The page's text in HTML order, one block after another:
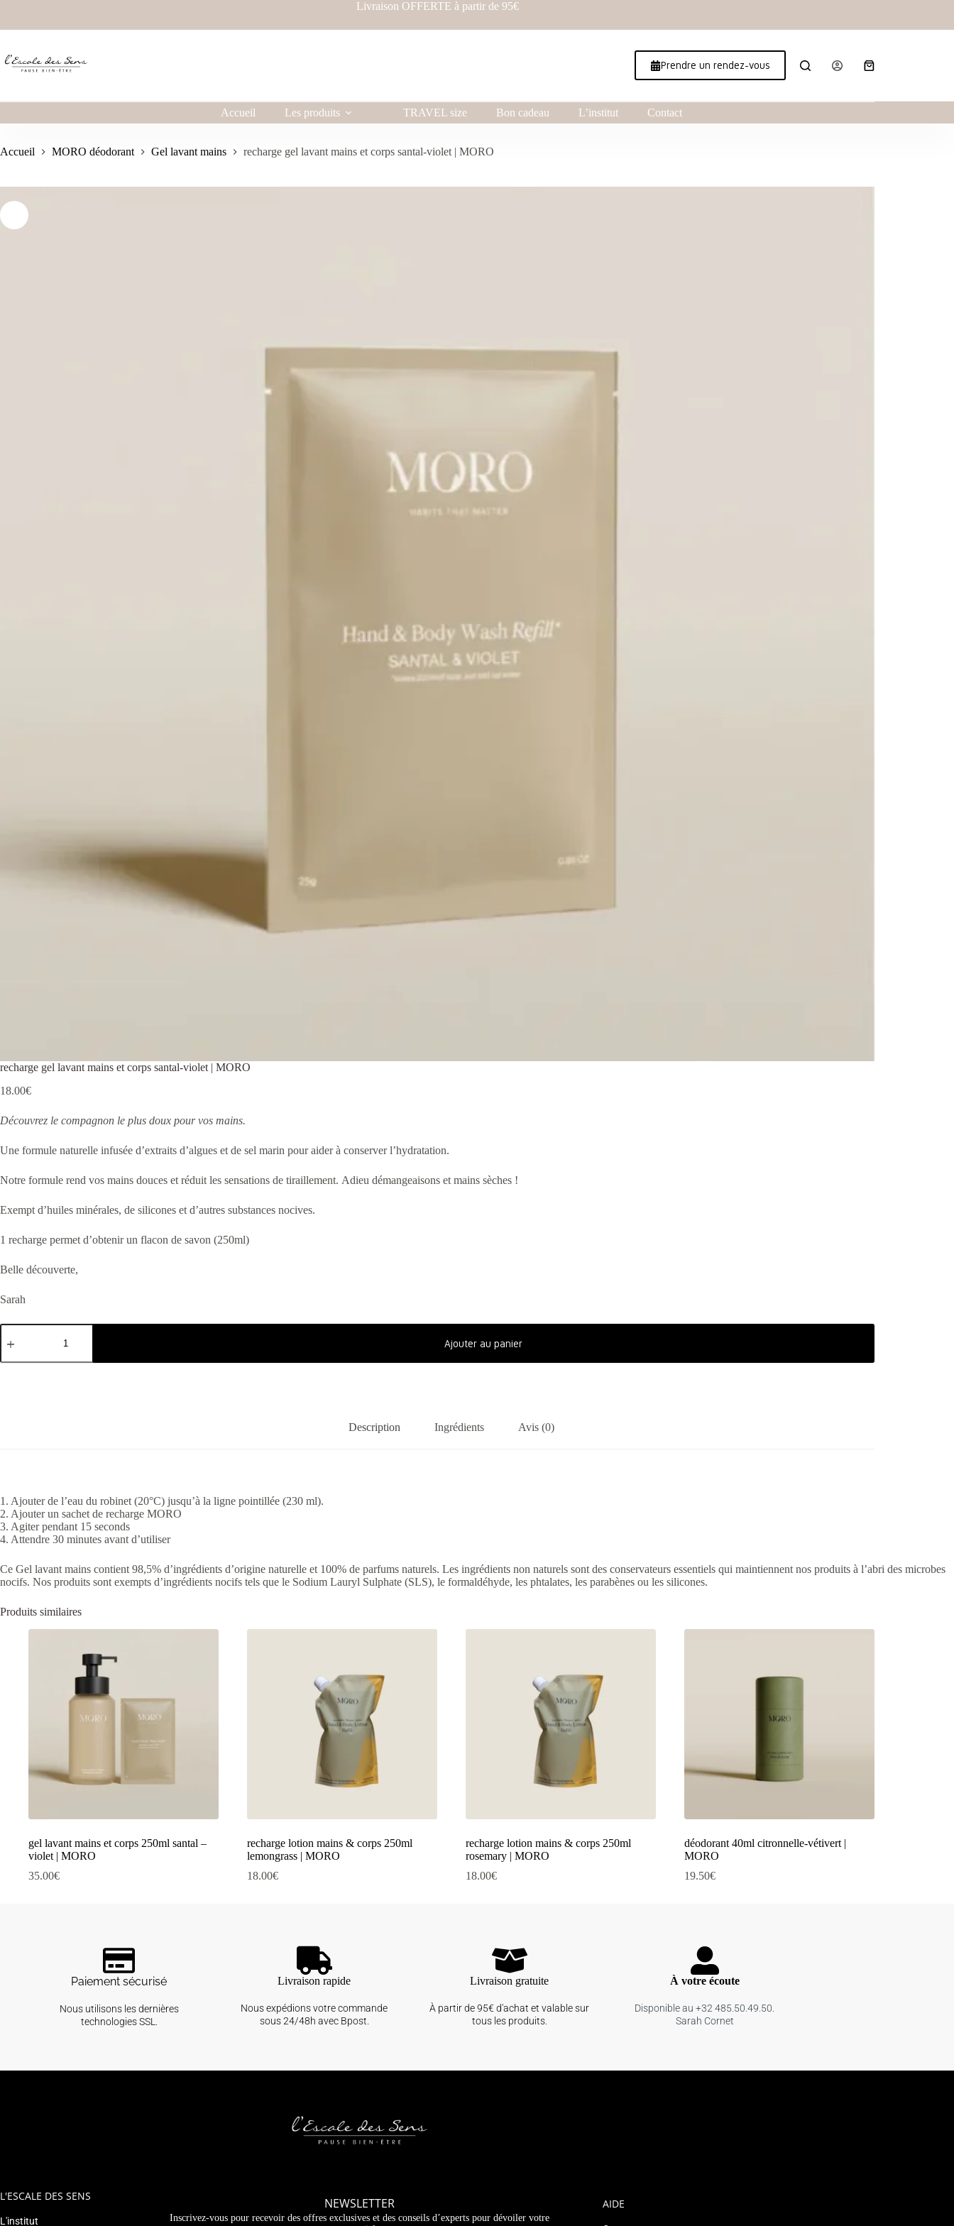
Livraison OFFERTE à partir de 95€
Prendre un rendez-vous
Accueil Les produits TRAVEL size Bon cadeau L’institut Contact
Accueil MORO déodorant Gel lavant mains recharge gel lavant mains et corps santal-violet | MORO
recharge gel lavant mains et corps santal-violet | MORO
18.00€
Découvrez le compagnon le plus doux pour vos mains.
Une formule naturelle infusée d’extraits d’algues et de sel marin pour aider à conserver l’hydratation.
Notre formule rend vos mains douces et réduit les sensations de tiraillement. Adieu démangeaisons et mains sèches !
Exempt d’huiles minérales, de silicones et d’autres substances nocives.
1 recharge permet d’obtenir un flacon de savon (250ml)
Belle découverte,
Sarah
Ajouter au panier
Description Ingrédients Avis (0)
1. Ajouter de l’eau du robinet (20°C) jusqu’à la ligne pointillée (230 ml).
2. Ajouter un sachet de recharge MORO
3. Agiter pendant 15 seconds
4. Attendre 30 minutes avant d’utiliser
Ce Gel lavant mains contient 98,5% d’ingrédients d’origine naturelle et 100% de parfums naturels. Les ingrédients non naturels sont des conservateurs essentiels qui maintiennent nos produits à l’abri des microbes
nocifs. Nos produits sont exempts d’ingrédients nocifs tels que le Sodium Lauryl Sulphate (SLS), le formaldéhyde, les phtalates, les parabènes ou les silicones.
Produits similaires
gel lavant mains et corps 250ml santal –
violet | MORO
35.00€
recharge lotion mains & corps 250ml
lemongrass | MORO
18.00€
recharge lotion mains & corps 250ml
rosemary | MORO
18.00€
déodorant 40ml citronnelle-vétivert |
MORO
19.50€
Paiement sécurisé
Nous utilisons les dernières
technologies SSL.
Livraison rapide
Nous expédions votre commande
sous 24/48h avec Bpost.
Livraison gratuite
À partir de 95€ d'achat et valable sur
tous les produits.
À votre écoute
Disponible au +32 485.50.49.50.
Sarah Cornet
L'ESCALE DES SENS
L'institut
NEWSLETTER
Inscrivez-vous pour recevoir des offres exclusives et des conseils d’experts pour dévoiler votre
AIDE